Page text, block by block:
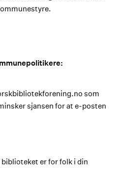
som
sjansen for at e-posten
er for folk i din